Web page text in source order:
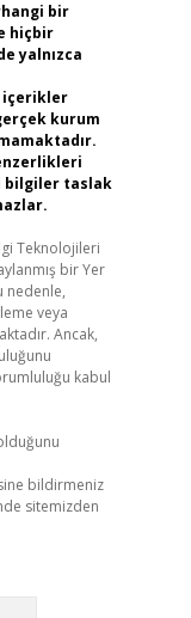
bir
hiçbir
yalnızca
içerikler
kurum
bilgiler taslak
Teknolojileri
bir Yer
nedenle,
veya
Ancak,
kabul
bildirmeniz
sitemizden